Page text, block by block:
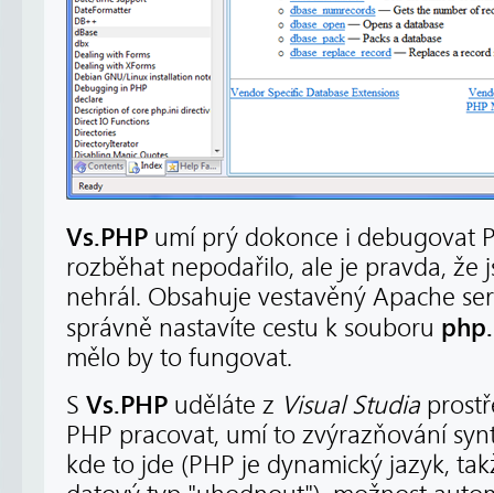
Vs.PHP umí prý dokonce i debugovat
rozběhat nepodařilo, ale je pravda, že
nehrál. Obsahuje vestavěný Apache
správně nastavíte cestu k souboru
mělo by to fungovat.
S Vs.PHP uděláte z Visual Studia
PHP pracovat, umí to zvýrazňování
kde to jde (PHP je dynamický jazyk,